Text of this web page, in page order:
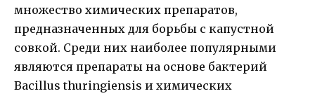
множество химических препаратов,
предназначенных для борьбы с капустной
совкой. Среди них наиболее популярными
являются препараты на основе бактерий
Bacillus thuringiensis и химических